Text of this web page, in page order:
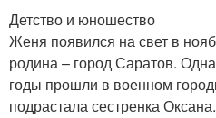
Детство и юношество
Женя появился на свет в
родина – город Саратов.
годы прошли в военном
подрастала сестренка